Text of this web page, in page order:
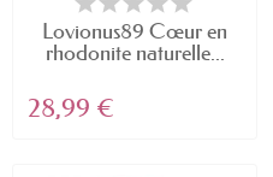
Lovionus89 Cœur en
rhodonite naturelle...
28,99 €